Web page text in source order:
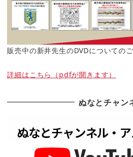
販売中の新井先生のDVDについてのご
詳細はこちら（pdfが開きます）
ぬなとチャン